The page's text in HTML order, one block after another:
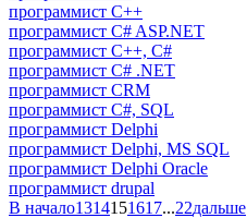
программист C++
программист C# ASP.NET
программист C++, C#
программист C# .NET
программист CRM
программист C#, SQL
программист Delphi
программист Delphi, MS SQL
программист Delphi Oracle
программист drupal
В начало1314151617...22дальше